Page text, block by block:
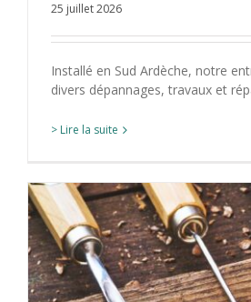
25 juillet 2026
Installé en Sud Ardèche, notre
divers dépannages, travaux et
> Lire la suite